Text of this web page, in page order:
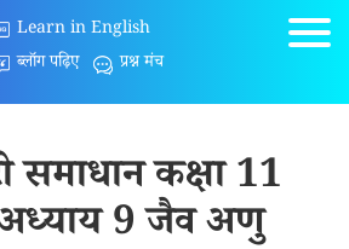
Learn in English
ब्लॉग पढ़िए
प्रश्न मंच
समाधान कक्षा 11
अध्याय 9 जैव अणु